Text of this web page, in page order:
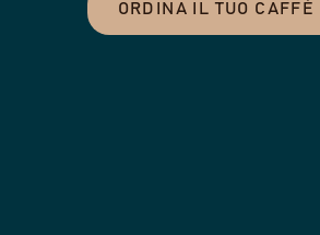
ORDINA IL TUO CAFFÈ